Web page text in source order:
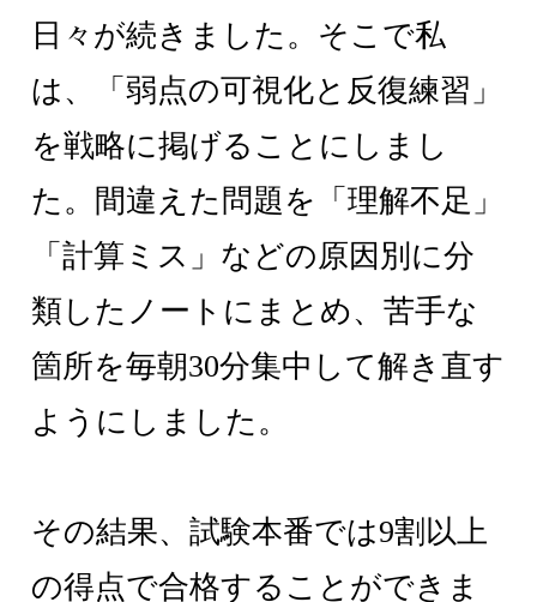
日々が続きました。そこで私
は、「弱点の可視化と反復練習」
を戦略に掲げることにしまし
た。間違えた問題を「理解不足」
「計算ミス」などの原因別に分
類したノートにまとめ、苦手な
箇所を毎朝30分集中して解き直す
ようにしました。
その結果、試験本番では9割以上
の得点で合格することができま